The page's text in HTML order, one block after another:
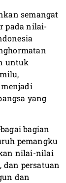
semangat
pada nilai-
untuk
yang
bagian
pemangku
nilai-nilai
persatuan
dan